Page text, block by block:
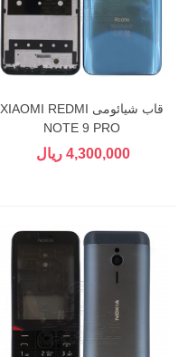
قاب شیائومی XIAOMI REDMI
NOTE 9 PRO
4,300,000 ریال